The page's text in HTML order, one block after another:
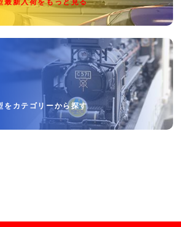
をカテゴリーから探す